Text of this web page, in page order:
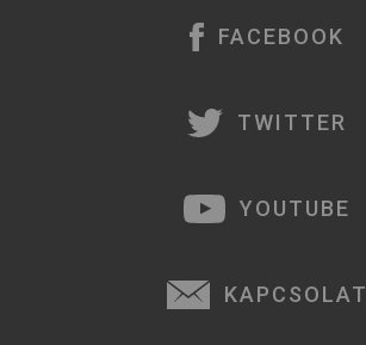
FACEBOOK
TWITTER
YOUTUBE
KAPCSOLAT